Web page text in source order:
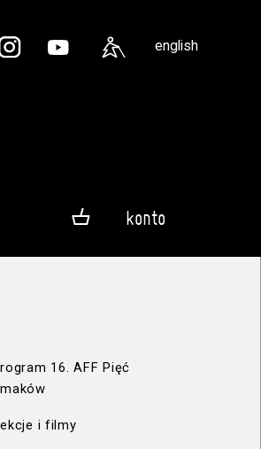
english
konto
16. AFF Pięć
i filmy